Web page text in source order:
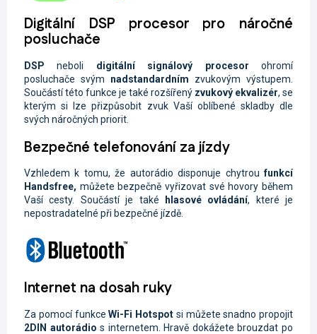
Digitální DSP procesor pro náročné
posluchače
DSP neboli digitální signálový procesorohromí
posluchače svým nadstandardním zvukovým výstupem.
Součástí této funkce je také rozšířený zvukový ekvalizér, se
kterým si lze přizpůsobit zvuk Vaší oblíbené skladby dle
svých náročných priorit.
Bezpečné telefonování za jízdy
Vzhledem k tomu, že autorádio disponuje chytroufunkcí
Handsfree, můžete bezpečně vyřizovat své hovory během
Vaší cesty. Součástí je také
hlasové ovládání, které je
nepostradatelné při bezpečné jízdě.
Internet na dosah ruky
Za pomocí funkceWi-Fi Hotspot si můžete snadno propojit
2DIN autorádio s internetem. Hravě dokážete brouzdat po